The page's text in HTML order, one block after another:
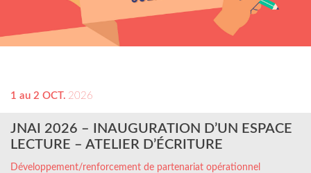
1 au 2 OCT. 2026
JNAI 2026 – INAUGURATION D’UN ESPACE
LECTURE – ATELIER D’ÉCRITURE
Développement/renforcement de partenariat opérationnel